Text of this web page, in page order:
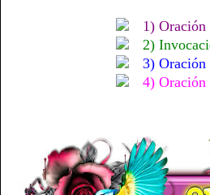
1) Oración
2)
3) Oración
4) Oración